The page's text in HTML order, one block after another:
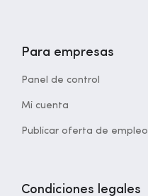
Para empresas
Panel de control
Mi cuenta
Publicar oferta de empleo
Condiciones legales